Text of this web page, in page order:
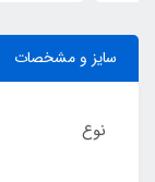
سایز و مشخصات
نوع